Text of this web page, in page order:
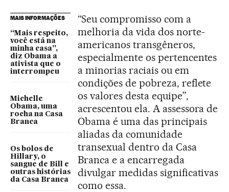
MAIS INFORMAÇÕES
“Mais respeito,
você está na
minha casa”,
diz Obama a
ativista que o
interrompeu
Michelle
Obama, uma
rocha na Casa
Branca
Os bolos de
Hillary, o
sangue de Bill e
outras histórias
da Casa Branca
“Seu compromisso com a
melhoria da vida dos norte-
americanos transgêneros,
especialmente os pertencentes
a minorias raciais ou em
condições de pobreza, reflete
os valores desta equipe”,
acrescentou ela. A assessora de
Obama é uma das principais
aliadas da comunidade
transexual dentro da Casa
Branca e a encarregada
divulgar medidas significativas
como essa.